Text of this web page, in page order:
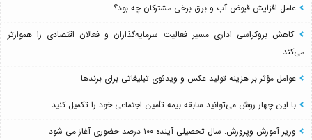
عامل افزایش قبوض آب و برق برخی مشترکان چه بود؟
کاهش بروکراسی اداری مسیر فعالیت سرمایه‌گذاران و فعالان اقتصادی را هموارتر
می‌کند
عوامل مؤثر بر هزینه تولید عکس و ویدئوی تبلیغاتی برای برندها
با این چهار روش می‌توانید سابقه بیمه تأمین اجتماعی خود را تکمیل کنید
وزیر آموزش وپرورش: سال تحصیلی آینده ۱۰۰ درصد حضوری آغاز می شود